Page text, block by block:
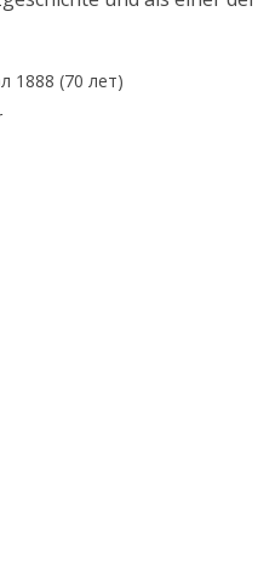
1888 (70 лет)